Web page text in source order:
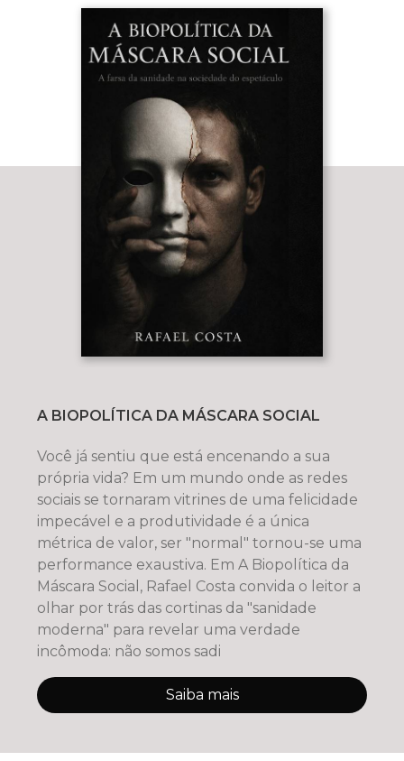
A BIOPOLÍTICA DA MÁSCARA SOCIAL
Você já sentiu que está encenando a sua
própria vida? Em um mundo onde as redes
sociais se tornaram vitrines de uma felicidade
impecável e a produtividade é a única
métrica de valor, ser "normal" tornou-se uma
performance exaustiva. Em A Biopolítica da
Máscara Social, Rafael Costa convida o leitor a
olhar por trás das cortinas da "sanidade
moderna" para revelar uma verdade
incômoda: não somos sadi
Saiba mais